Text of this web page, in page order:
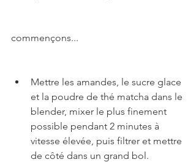
commençons...
Mettre les amandes, le sucre glace
et la poudre de thé matcha dans le
blender, mixer le plus finement
possible pendant 2 minutes à
vitesse élevée, puis filtrer et mettre
de côté dans un grand bol.